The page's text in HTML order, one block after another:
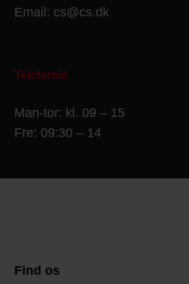
Email: cs@cs.dk
Telefontid
Man-tor: kl. 09 – 15
Fre: 09:30 – 14
Find os